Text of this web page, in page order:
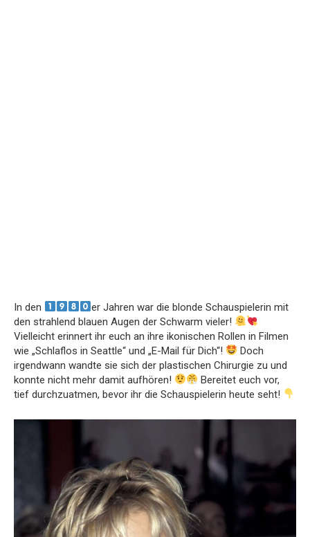
In den
er Jahren war die blonde Schauspielerin mit
den strahlend blauen Augen der Schwarm vieler!
Vielleicht erinnert ihr euch an ihre ikonischen Rollen in Filmen
wie „Schlaflos in Seattle“ und „E-Mail für Dich“!
Doch
irgendwann wandte sie sich der plastischen Chirurgie zu und
konnte nicht mehr damit aufhören!
Bereitet euch vor,
tief durchzuatmen, bevor ihr die Schauspielerin heute seht!